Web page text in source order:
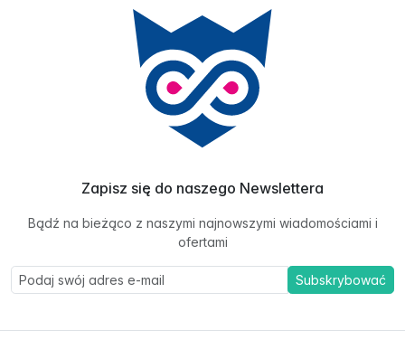
Zapisz się do naszego Newslettera
Bądź na bieżąco z naszymi najnowszymi wiadomościami i
ofertami
Subskrybować